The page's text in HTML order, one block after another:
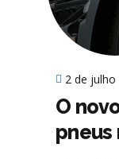
2 de julho
O
pneus